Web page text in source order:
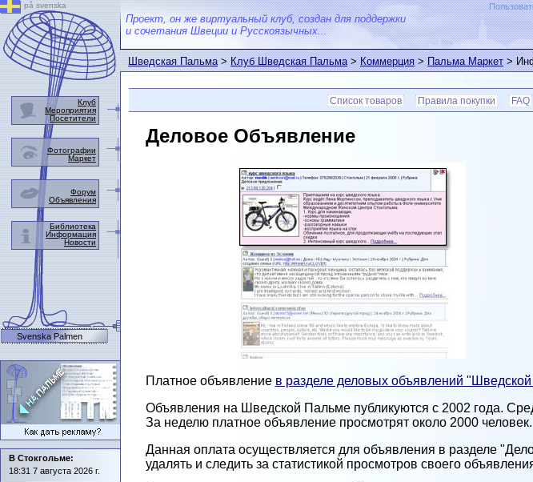
Проект, он же виртуальный клуб, создан для поддержки
и сочетания Швеции и Русскоязычных...
Шведская Пальма>Клуб Шведская Пальма>Коммерция>Пальма Маркет>
Список товаров Правила покупки FAQ
Деловое Объявление
Платное объявление в разделе деловых объявлений
Объявления на Шведской Пальме публикуются с 2002 года.
За неделю платное объявление просмотрят около 2000 человек.
Данная оплата осуществляется для объявления в разделе
удалять и следить за статистикой просмотров своего
på svenska
Клуб
Мероприятия
Посетители
Фотографии
Маркет
Форум
Объявления
Библиотека
Информация
Новости
Svenska Palmen
В Стокгольме:
18:31 7 августа 2026 г.